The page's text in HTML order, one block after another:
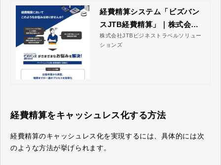
経費精算システム「ビズバン
スJTB経費精算」｜株式会社J
TBビジネストラベルソリュー
ションズ
株式会社JTBビジネストラベルソリュー
ションズ
経費精算をキャッシュレス化する方法
経費精算のキャッシュレス化を実現するには、具体的には次
のような方法が挙げられます。